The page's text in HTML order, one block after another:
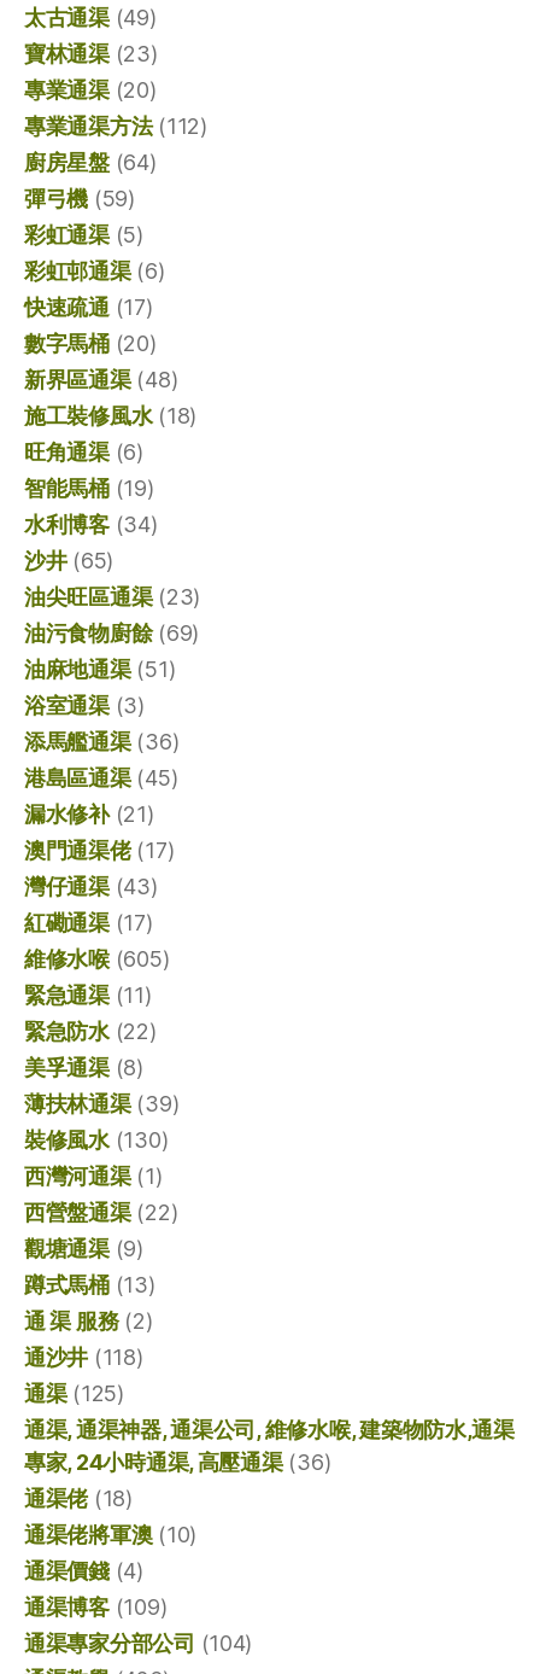
太古通渠(49)
寶林通渠(23)
專業通渠(20)
專業通渠方法(112)
廚房星盤(64)
彈弓機 (59)
彩虹通渠(5)
彩虹邨通渠(6)
快速疏通 (17)
數字馬桶(20)
新界區通渠(48)
施工裝修風水(18)
旺角通渠(6)
智能馬桶(19)
水利博客(34)
沙井(65)
油尖旺區通渠(23)
油污食物廚餘(69)
油麻地通渠(51)
浴室通渠(3)
添馬艦通渠(36)
港島區通渠(45)
漏水修补(21)
澳門通渠佬(17)
灣仔通渠(43)
紅磡通渠(17)
維修水喉(605)
緊急通渠(11)
緊急防水(22)
美孚通渠(8)
薄扶林通渠(39)
裝修風水(130)
西灣河通渠(1)
西營盤通渠(22)
觀塘通渠(9)
蹲式馬桶(13)
通 渠 服務(2)
通沙井 (118)
通渠(125)
通渠, 通渠神器, 通渠公司, 維修水喉, 建築物防水,通渠
專家, 24小時通渠, 高壓通渠(36)
通渠佬(18)
通渠佬將軍澳(10)
通渠價錢(4)
通渠博客(109)
通渠專家分部公司 (104)